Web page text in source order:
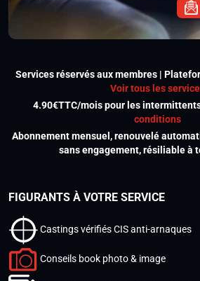
Services réservés aux membres |
Voir tous les
4.90€TTC/mois pour les
conditions
Abonnement mensuel, renouvelé
sans engagement, résiliable à
FIGURANTS À VOTRE SERVICE
Castings vérifiés CIS anti-arnaques
Conseils book photo & image